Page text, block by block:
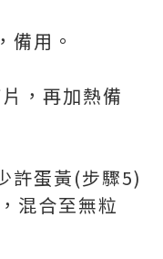
備用。
，再加熱備
許蛋黃(步驟5)
混合至無粒